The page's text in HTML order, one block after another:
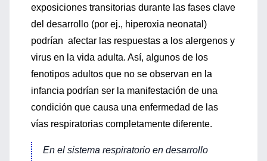
exposiciones transitorias durante las fases clave
del desarrollo (por ej., hiperoxia neonatal)
podrían afectar las respuestas a los alergenos y
virus en la vida adulta. Así, algunos de los
fenotipos adultos que no se observan en la
infancia podrían ser la manifestación de una
condición que causa una enfermedad de las
vías respiratorias completamente diferente.
En el sistema respiratorio en desarrollo